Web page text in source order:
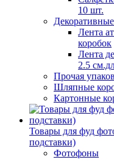
10 шт.
Лента
коробок
Лента
2.5
Прочая
Шляпные
Картонные
Товары для фуд
подставки)
Фотофоны